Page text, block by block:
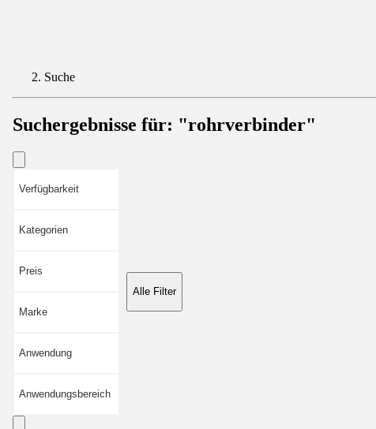
Suche
Suchergebnisse für: "rohrverbinder"
Verfügbarkeit
Kategorien
Preis
Marke
Anwendung
Anwendungsbereich
Alle Filter